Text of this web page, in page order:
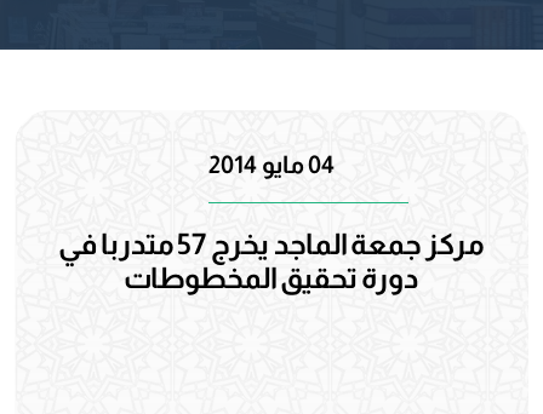
04 مايو 2014
مركز جمعة الماجد يخرج 57 متدربا في
دورة تحقيق المخطوطات